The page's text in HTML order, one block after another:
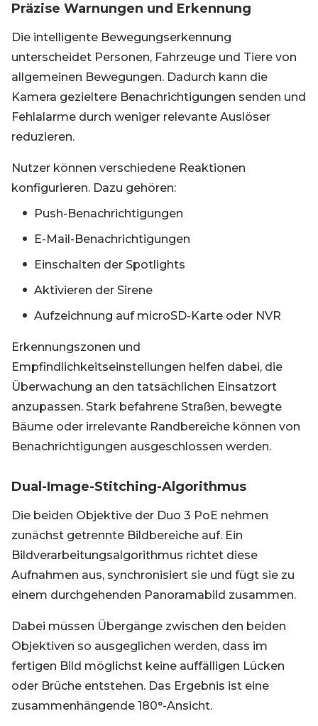
Präzise Warnungen und Erkennung
Die intelligente Bewegungserkennung
unterscheidet Personen, Fahrzeuge und Tiere von
allgemeinen Bewegungen. Dadurch kann die
Kamera gezieltere Benachrichtigungen senden und
Fehlalarme durch weniger relevante Auslöser
reduzieren.
Nutzer können verschiedene Reaktionen
konfigurieren. Dazu gehören:
Push-Benachrichtigungen
E-Mail-Benachrichtigungen
Einschalten der Spotlights
Aktivieren der Sirene
Aufzeichnung auf microSD-Karte oder NVR
Erkennungszonen und
Empfindlichkeitseinstellungen helfen dabei, die
Überwachung an den tatsächlichen Einsatzort
anzupassen. Stark befahrene Straßen, bewegte
Bäume oder irrelevante Randbereiche können von
Benachrichtigungen ausgeschlossen werden.
Dual-Image-Stitching-Algorithmus
Die beiden Objektive der Duo 3 PoE nehmen
zunächst getrennte Bildbereiche auf. Ein
Bildverarbeitungsalgorithmus richtet diese
Aufnahmen aus, synchronisiert sie und fügt sie zu
einem durchgehenden Panoramabild zusammen.
Dabei müssen Übergänge zwischen den beiden
Objektiven so ausgeglichen werden, dass im
fertigen Bild möglichst keine auffälligen Lücken
oder Brüche entstehen. Das Ergebnis ist eine
zusammenhängende 180°-Ansicht.